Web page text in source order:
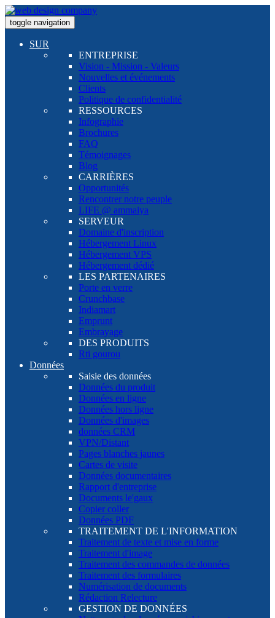
toggle navigation
SUR
ENTREPRISE
Vision - Mission - Valeurs
Nouvelles et événements
Clients
Politique de confidentialité
RESSOURCES
Infographie
Brochures
FAQ
Témoignages
Blog
CARRIÈRES
Opportunités
Rencontrer notre peuple
LIFE @ ammaiya
SERVEUR
Domaine d'inscription
Hébergement Linux
Hébergement VPS
Hébergement dédié
LES PARTENAIRES
Porte en verre
Crunchbase
Indiamart
Emprunt
Embrayage
DES PRODUITS
Rti gourou
Données
Saisie des données
Données du produit
Données en ligne
Données hors ligne
Données d'images
données CRM
VPN/Distant
Pages blanches jaunes
Cartes de visite
Données documentaires
Rapport d'entreprise
Documents le'gaux
Copier coller
Données PDF
TRAITEMENT DE L'INFORMATION
Traitement de texte et mise en forme
Traitement d'image
Traitement des commandes de données
Traitement des formulaires
Numérisation de documents
Rédaction Relecture
GESTION DE DONNÉES